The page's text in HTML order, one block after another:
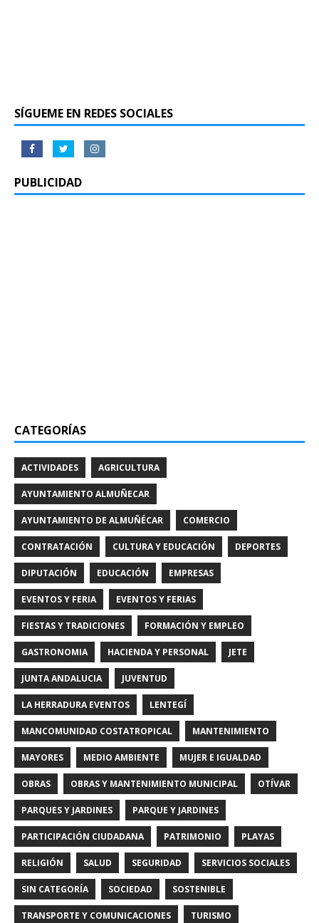
SÍGUEME EN REDES SOCIALES
PUBLICIDAD
CATEGORÍAS
ACTIVIDADES AGRICULTURA
AYUNTAMIENTO ALMUÑECAR
AYUNTAMIENTO DE ALMUÑÉCAR COMERCIO
CONTRATACIÓN CULTURA Y EDUCACIÓN DEPORTES
DIPUTACIÓN EDUCACIÓN EMPRESAS
EVENTOS Y FERIA EVENTOS Y FERIAS
FIESTAS Y TRADICIONES FORMACIÓN Y EMPLEO
GASTRONOMIA HACIENDA Y PERSONAL JETE
JUNTA ANDALUCIA JUVENTUD
LA HERRADURA EVENTOS LENTEGÍ
MANCOMUNIDAD COSTATROPICAL MANTENIMIENTO
MAYORES MEDIO AMBIENTE MUJER E IGUALDAD
OBRAS OBRAS Y MANTENIMIENTO MUNICIPAL OTÍVAR
PARQUES Y JARDINES PARQUE Y JARDINES
PARTICIPACIÓN CIUDADANA PATRIMONIO PLAYAS
RELIGIÓN SALUD SEGURIDAD SERVICIOS SOCIALES
SIN CATEGORÍA SOCIEDAD SOSTENIBLE
TRANSPORTE Y COMUNICACIONES TURISMO